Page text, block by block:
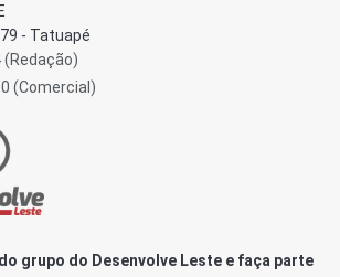
- Tatuapé
(Comercial)
grupo do Desenvolve Leste e faça parte